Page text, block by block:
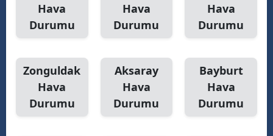
Hava
Durumu
Hava
Durumu
Hava
Durumu
Zonguldak
Hava
Durumu
Aksaray
Hava
Durumu
Bayburt
Hava
Durumu